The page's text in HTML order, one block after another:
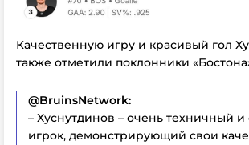
Качественную игру и красивый гол
также отметили поклонники
@BruinsNetwork:
– Хуснутдинов – очень техничный
игрок, демонстрирующий свои